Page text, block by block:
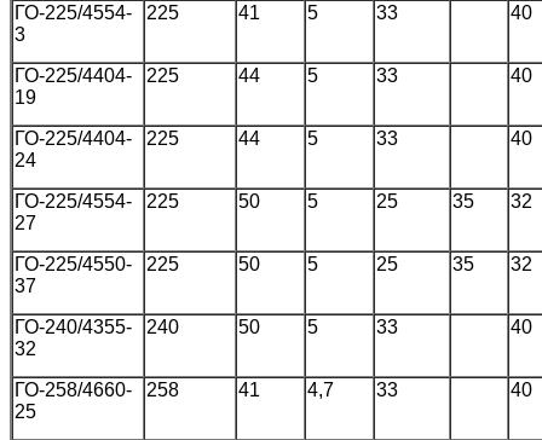
ГО-225/4554-
3
225 41 5 33 40
ГО-225/4404-
19
225 44 5 33 40
ГО-225/4404-
24
225 44 5 33 40
ГО-225/4554-
27
225 50 5 25 35 32
ГО-225/4550-
37
225 50 5 25 35 32
ГО-240/4355-
32
240 50 5 33 40
ГО-258/4660-
25
258 41 4,7 33 40